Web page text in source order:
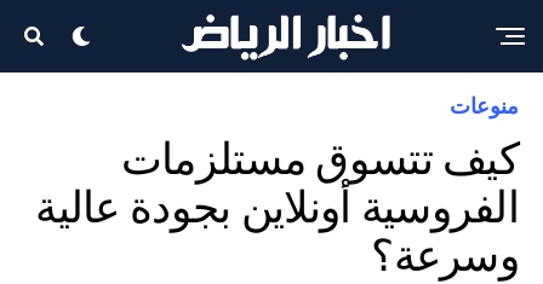
منوعات
كيف تتسوق مستلزمات
الفروسية أونلاين بجودة عالية
وسرعة؟